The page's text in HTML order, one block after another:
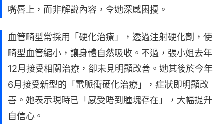
嘴唇上，而非解說內容，令她深感困擾。
血管畸型常採用「硬化治療」，透過注射硬化劑，使
畸型血管縮小，讓身體自然吸收。不過，張小姐去年
12月接受相關治療，卻未見明顯改善。她其後於今年
6月接受新型的「電脈衝硬化治療」，症狀即明顯改
善。她表示現時已「感受唔到腫塊存在」，大幅提升
自信心。